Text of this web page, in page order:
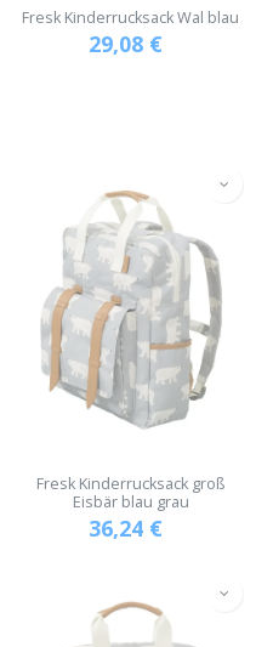
Fresk Kinderrucksack Wal blau
29,08 €
Fresk Kinderrucksack groß
Eisbär blau grau
36,24 €